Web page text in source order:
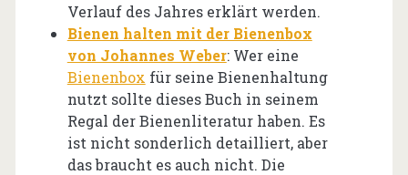
Verlauf des Jahres erklärt werden.
Bienen halten mit der Bienenbox
von Johannes Weber: Wer eine
Bienenbox für seine Bienenhaltung
nutzt sollte dieses Buch in seinem
Regal der Bienenliteratur haben. Es
ist nicht sonderlich detailliert, aber
das braucht es auch nicht. Die